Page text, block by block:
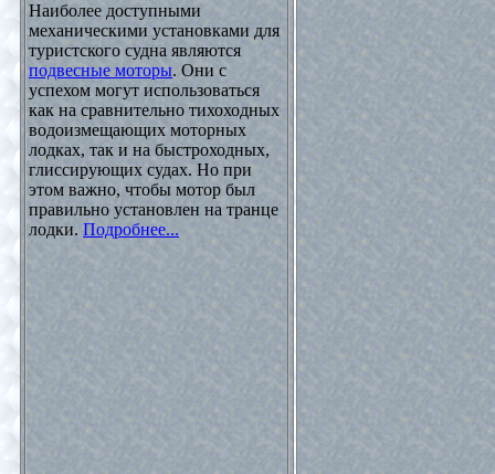
Наиболее доступными
механическими установками для
туристского судна являются
подвесные моторы. Они с
успехом могут использоваться
как на сравнительно тихоходных
водоизмещающих моторных
лодках, так и на быстроходных,
глиссирующих судах. Но при
этом важно, чтобы мотор был
правильно установлен на транце
лодки. Подробнее...